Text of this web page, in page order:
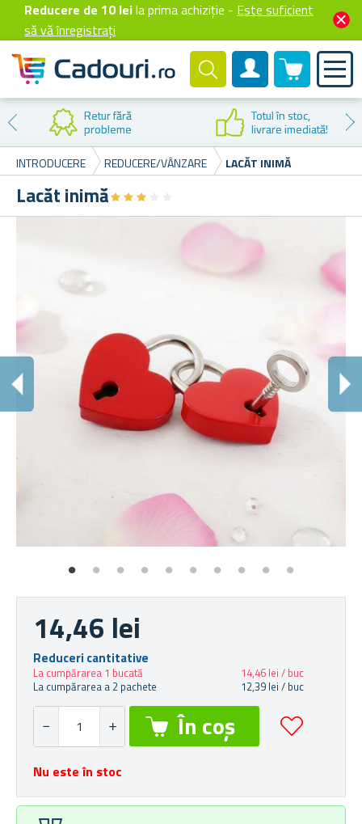
Reducere de 10 leila prima achiziție - Este suficient
să vă înregistrați
Cont client
0 produselor
Retur fără
probleme
Totul în stoc,
livrare imediată!
INTRODUCERE
REDUCERE/VÂNZARE LACĂT INIMĂ
Lacăt inimă★★★
★★★
14,46 lei
Reduceri cantitative
La cumpărarea 1 bucată
14,46 lei / buc
La cumpărarea a 2 pachete
12,39 lei / buc
Nu este în stoc